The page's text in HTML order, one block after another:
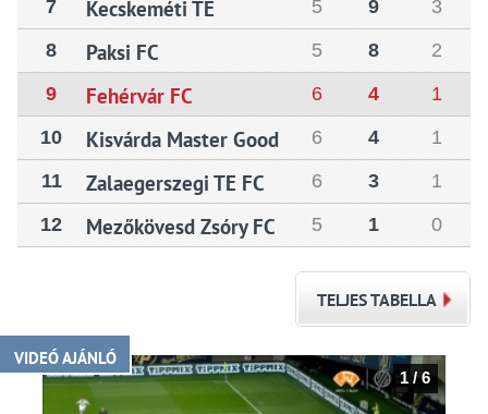
7 Kecskeméti TE 5 9
3
8
Paksi FC 5 8
2
9
Fehérvár FC 6 4
1
10
Kisvárda Master Good 6 4
1
11
Zalaegerszegi TE FC 6 3
1
12
Mezőkövesd Zsóry FC 5 1 0
TELJES TABELLA
VIDEÓ AJÁNLÓ
1 / 6